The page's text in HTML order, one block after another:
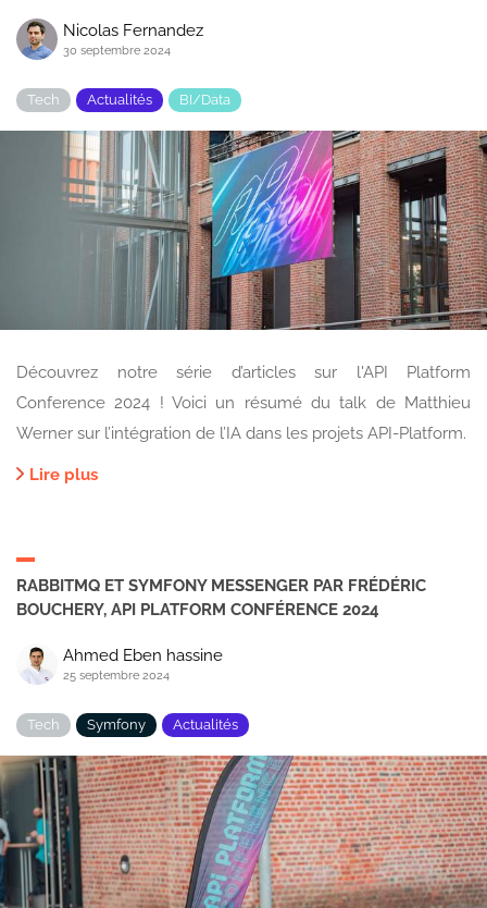
Nicolas Fernandez
30 septembre 2024
Tech Actualités BI/Data
Découvrez notre série d’articles sur l'API Platform
Conference 2024 ! Voici un résumé du talk de Matthieu
Werner sur l’intégration de l’IA dans les projets API-Platform.
Lire plus
RABBITMQ ET SYMFONY MESSENGER PAR FRÉDÉRIC
BOUCHERY, API PLATFORM CONFÉRENCE 2024
Ahmed Eben hassine
25 septembre 2024
Tech Symfony Actualités